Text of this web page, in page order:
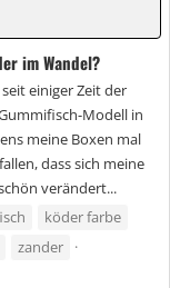
im Wandel?
einiger Zeit der
Modell in
meine Boxen mal
dass sich meine
verändert...
köder farbe
zander